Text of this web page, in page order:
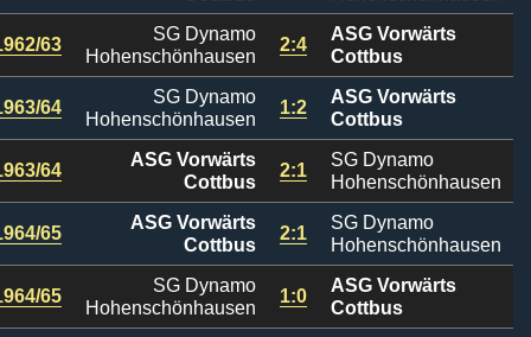
63
SG Dynamo
Hohenschönhausen
2:4
ASG Vorwärts
Cottbus
64
SG Dynamo
Hohenschönhausen
1:2
ASG Vorwärts
Cottbus
64
ASG Vorwärts
Cottbus
2:1
SG Dynamo
Hohenschönhausen
65
ASG Vorwärts
Cottbus
2:1
SG Dynamo
Hohenschönhausen
65
SG Dynamo
Hohenschönhausen
1:0
ASG Vorwärts
Cottbus